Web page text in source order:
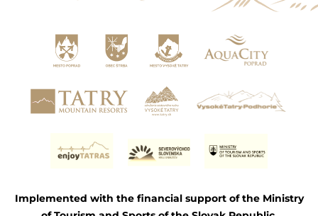
Implemented with the financial support of the Ministry